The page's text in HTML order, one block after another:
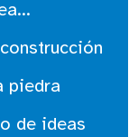
piedra
de ideas